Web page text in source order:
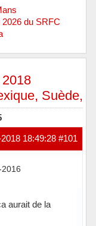
du SRFC
Suède,
#101
18:49:28
aurait de la